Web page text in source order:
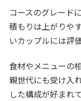
コースのグレード
積もりは上がりや
いカップルには評
食材やメニューの
親世代にも受け入
した構成が好まれ